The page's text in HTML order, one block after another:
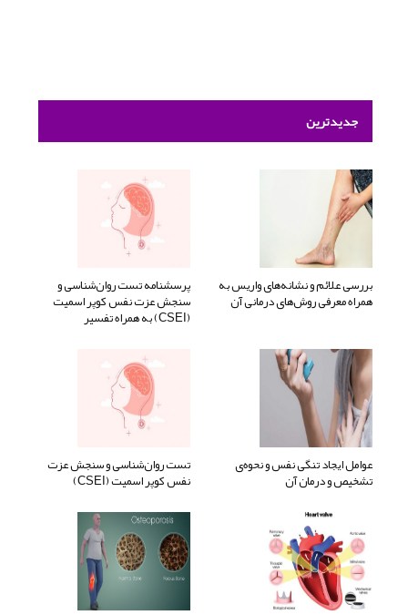
جدیدترین
بررسی علائم و نشانه‌های واریس به
همراه معرفی روش‌های درمانی آن
پرسشنامه تست روان‌شناسی و
سنجش عزت نفس کوپر اسمیت
(CSEI) به همراه تفسیر
عوامل ایجاد تنگی نفس و نحوه‌ی
تشخیص و درمان آن
تست روان‌شناسی و سنجش عزت
نفس کوپر اسمیت (CSEI)